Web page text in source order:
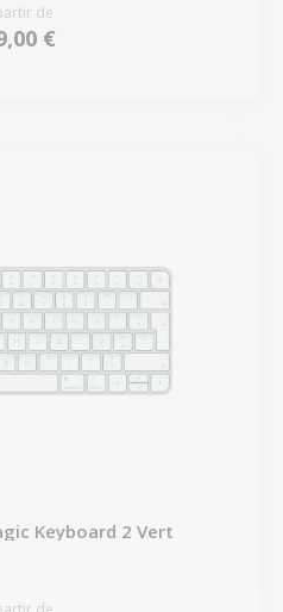
de
€
Keyboard 2 Vert